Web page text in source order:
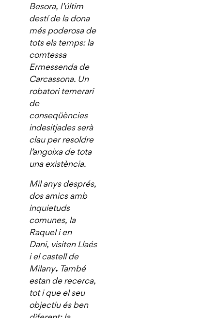
Besora, l’últim
destí de la dona
més poderosa de
tots els temps: la
comtessa
Ermessenda de
Carcassona. Un
robatori temerari
de
conseqüències
indesitjades serà
clau per resoldre
l’angoixa de tota
una existència.
Mil anys després,
dos amics amb
inquietuds
comunes, la
Raquel i en
Dani, visiten Llaés
i el castell de
Milany. També
estan de recerca,
tot i que el seu
objectiu és ben